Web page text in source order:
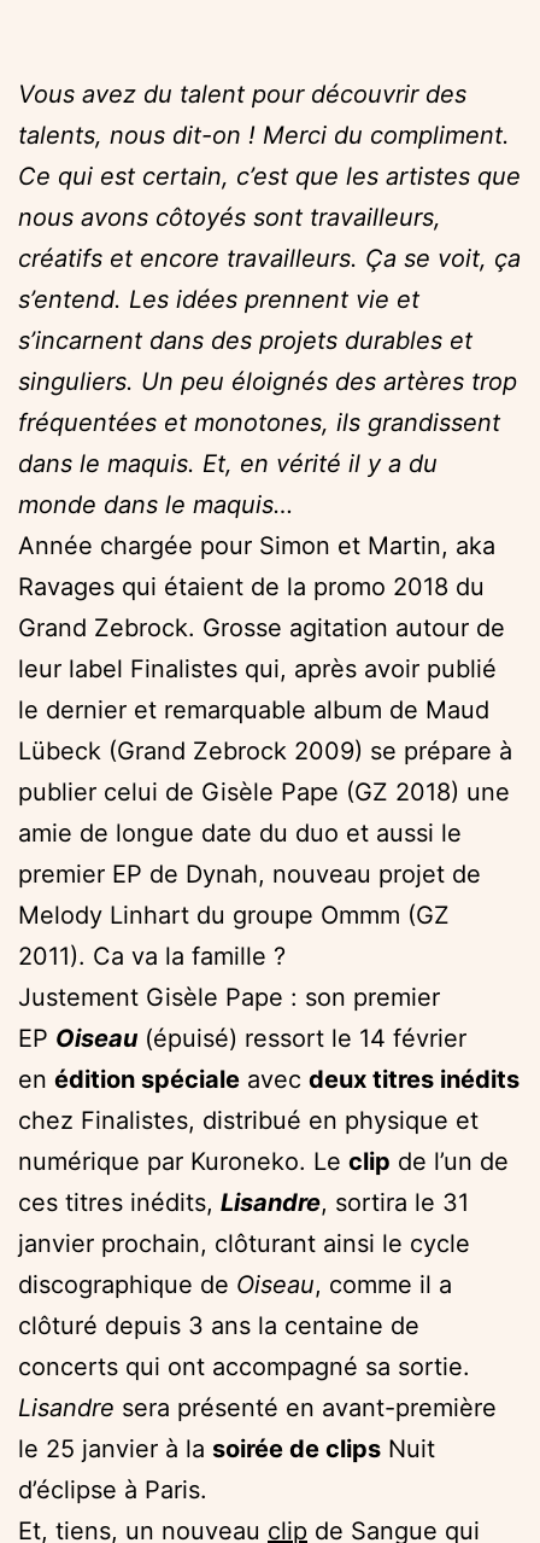
Vous avez du talent pour découvrir des
talents, nous dit-on ! Merci du compliment.
Ce qui est certain, c’est que les artistes que
nous avons côtoyés sont travailleurs,
créatifs et encore travailleurs. Ça se voit, ça
s’entend. Les idées prennent vie et
s’incarnent dans des projets durables et
singuliers. Un peu éloignés des artères trop
fréquentées et monotones, ils grandissent
dans le maquis. Et, en vérité il y a du
monde dans le maquis…
Année chargée pour Simon et Martin, aka
Ravages qui étaient de la promo 2018 du
Grand Zebrock. Grosse agitation autour de
leur label Finalistes qui, après avoir publié
le dernier et remarquable album de Maud
Lübeck (Grand Zebrock 2009) se prépare à
publier celui de Gisèle Pape (GZ 2018) une
amie de longue date du duo et aussi le
premier EP de Dynah, nouveau projet de
Melody Linhart du groupe Ommm (GZ
2011). Ca va la famille ?
Justement Gisèle Pape : son premier
EP Oiseau (épuisé) ressort le 14 février
en édition spéciale avec deux titres inédits
chez Finalistes, distribué en physique et
numérique par Kuroneko. Le clip de l’un de
ces titres inédits, Lisandre, sortira le 31
janvier prochain, clôturant ainsi le cycle
discographique de Oiseau, comme il a
clôturé depuis 3 ans la centaine de
concerts qui ont accompagné sa sortie.
Lisandre sera présenté en avant-première
le 25 janvier à la soirée de clips Nuit
d’éclipse à Paris.
Et, tiens, un nouveau clip de Sangue qui